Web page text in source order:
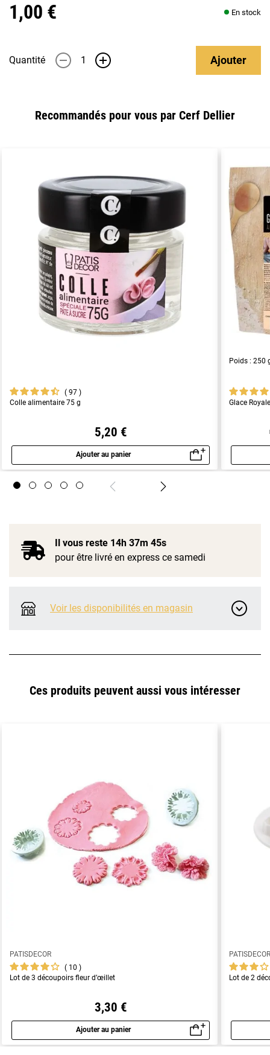
1,00 € En stock
Quantité - + Ajouter
Recommandés pour vous par Cerf Dellier
97
Colle alimentaire 75 g
5,20 €
Ajouter au panier
Aperçu rapide
Poids : 250
Glace
Il vous reste 14h 37m 44s
pour être livré en express ce samedi
Voir les disponibilités en magasin
Ces produits peuvent aussi vous intéresser
PATISDECOR
10
Lot de 3 découpoirs fleur d’œillet
3,30 €
Ajouter au panier
Aperçu rapide
Lot de 2